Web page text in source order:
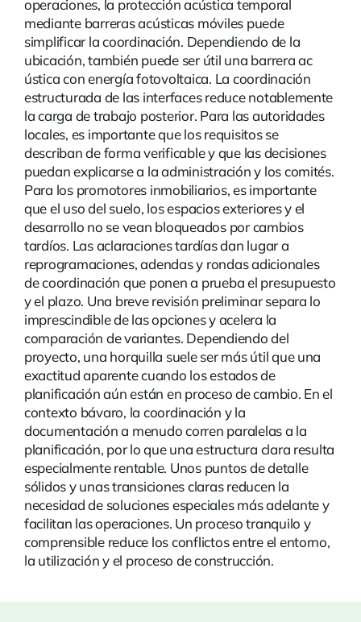
operaciones, la protección acústica temporal
mediante barreras acústicas móviles puede
simplificar la coordinación. Dependiendo de la
ubicación, también puede ser útil una barrera ac
ústica con energía fotovoltaica. La coordinación
estructurada de las interfaces reduce notablemente
la carga de trabajo posterior. Para las autoridades
locales, es importante que los requisitos se
describan de forma verificable y que las decisiones
puedan explicarse a la administración y los comités.
Para los promotores inmobiliarios, es importante
que el uso del suelo, los espacios exteriores y el
desarrollo no se vean bloqueados por cambios
tardíos. Las aclaraciones tardías dan lugar a
reprogramaciones, adendas y rondas adicionales
de coordinación que ponen a prueba el presupuesto
y el plazo. Una breve revisión preliminar separa lo
imprescindible de las opciones y acelera la
comparación de variantes. Dependiendo del
proyecto, una horquilla suele ser más útil que una
exactitud aparente cuando los estados de
planificación aún están en proceso de cambio. En el
contexto bávaro, la coordinación y la
documentación a menudo corren paralelas a la
planificación, por lo que una estructura clara resulta
especialmente rentable. Unos puntos de detalle
sólidos y unas transiciones claras reducen la
necesidad de soluciones especiales más adelante y
facilitan las operaciones. Un proceso tranquilo y
comprensible reduce los conflictos entre el entorno,
la utilización y el proceso de construcción.